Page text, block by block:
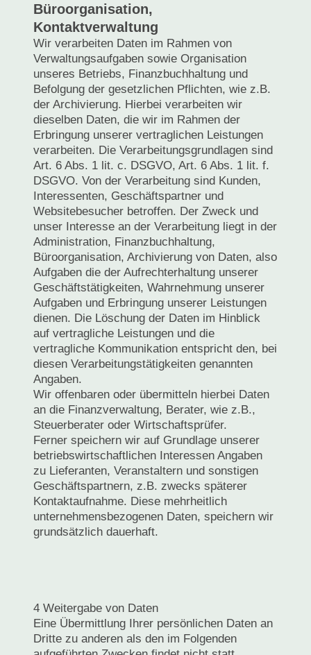
Büroorganisation,
Kontaktverwaltung
Wir verarbeiten Daten im Rahmen von
Verwaltungsaufgaben sowie Organisation
unseres Betriebs, Finanzbuchhaltung und
Befolgung der gesetzlichen Pflichten, wie z.B.
der Archivierung. Hierbei verarbeiten wir
dieselben Daten, die wir im Rahmen der
Erbringung unserer vertraglichen Leistungen
verarbeiten. Die Verarbeitungsgrundlagen sind
Art. 6 Abs. 1 lit. c. DSGVO, Art. 6 Abs. 1 lit. f.
DSGVO. Von der Verarbeitung sind Kunden,
Interessenten, Geschäftspartner und
Websitebesucher betroffen. Der Zweck und
unser Interesse an der Verarbeitung liegt in der
Administration, Finanzbuchhaltung,
Büroorganisation, Archivierung von Daten, also
Aufgaben die der Aufrechterhaltung unserer
Geschäftstätigkeiten, Wahrnehmung unserer
Aufgaben und Erbringung unserer Leistungen
dienen. Die Löschung der Daten im Hinblick
auf vertragliche Leistungen und die
vertragliche Kommunikation entspricht den, bei
diesen Verarbeitungstätigkeiten genannten
Angaben.
Wir offenbaren oder übermitteln hierbei Daten
an die Finanzverwaltung, Berater, wie z.B.,
Steuerberater oder Wirtschaftsprüfer.
Ferner speichern wir auf Grundlage unserer
betriebswirtschaftlichen Interessen Angaben
zu Lieferanten, Veranstaltern und sonstigen
Geschäftspartnern, z.B. zwecks späterer
Kontaktaufnahme. Diese mehrheitlich
unternehmensbezogenen Daten, speichern wir
grundsätzlich dauerhaft.
4 Weitergabe von Daten
Eine Übermittlung Ihrer persönlichen Daten an
Dritte zu anderen als den im Folgenden